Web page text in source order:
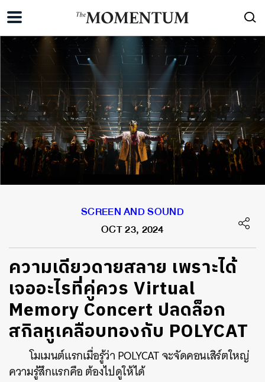
SCREEN AND SOUND
OCT 23, 2024
ความเดียวดายสลาย เพราะได้
เจออะไรที่คู่ควร Virtual
Memory Concert ปลดล็อก
สกิลหูเคลือบทองกับ POLYCAT
โมเมนต์แรกเมื่อรู้ว่า POLYCAT จะจัดคอนเสิร์ตใหญ่
ความรู้สึกแรกคือ ต้องไปดูให้ได้